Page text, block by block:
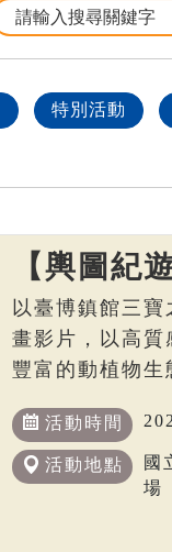
特別活動
【輿圖紀
以臺博鎮館三
畫影片，以高
豐富的動植物生
活動時間
活動地點
國
場